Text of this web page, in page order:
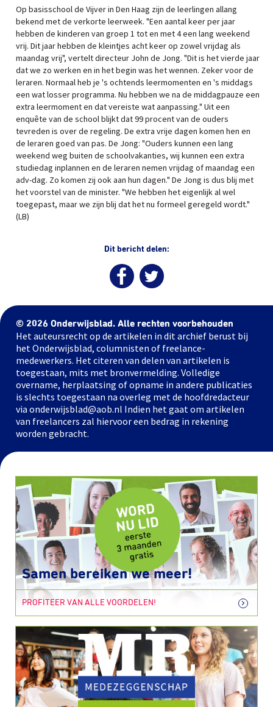
Op basisschool de Vijver in Den Haag zijn de leerlingen allang
bekend met de verkorte leerweek. "Een aantal keer per jaar
hebben de kinderen van groep 1 tot en met 4 een lang weekend
vrij. Dit jaar hebben de kleintjes acht keer op zowel vrijdag als
maandag vrij", vertelt directeur John de Jong. "Dit is het vierde jaar
dat we zo werken en in het begin was het wennen. Zeker voor de
leraren. Normaal heb je 's ochtends leermomenten en 's middags
een wat losser programma. Nu hebben we na de middagpauze een
extra leermoment en dat vereiste wat aanpassing." Uit een
enquête van de school blijkt dat 99 procent van de ouders
tevreden is over de regeling. De extra vrije dagen komen hen en
de leraren goed van pas. De Jong: "Ouders kunnen een lang
weekend weg buiten de schoolvakanties, wij kunnen een extra
studiedag inplannen en de leraren nemen vrijdag of maandag een
adv-dag. Zo komen zij ook aan hun dagen." De Jong is dus blij met
het voorstel van de minister. "We hebben het eigenlijk al wel
toegepast, maar we zijn blij dat het nu formeel geregeld wordt."
(LB)
Dit bericht delen:
© 2026 Onderwijsblad. Alle rechten voorbehouden
Het auteursrecht op de artikelen in dit archief berust bij
het Onderwijsblad, columnisten of freelance-
medewerkers. Het citeren van delen van artikelen is
toegestaan, mits met bronvermelding. Volledige
overname, herplaatsing of opname in andere publicaties
is slechts toegestaan na overleg met de hoofdredacteur
via onderwijsblad@aob.nl Indien het gaat om artikelen
van freelancers zal hiervoor een bedrag in rekening
worden gebracht.
Samen bereiken we meer!
PROFITEER VAN ALLE VOORDELEN!